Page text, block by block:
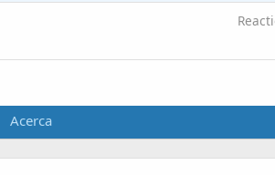
Acerca